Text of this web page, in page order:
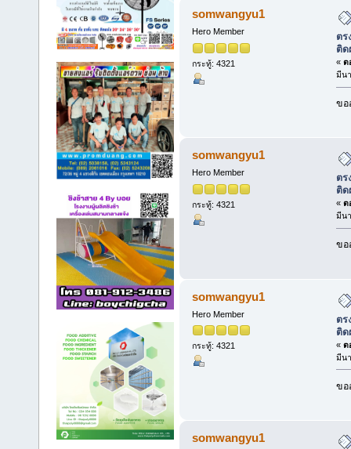
พัดลมใบดำ ตั้งพื้น-ติดผนัง 086-
somwangyu1
Hero Member
กระทู้: 4321
ตร
ติด
« ต
มีน
ขอ
somwangyu1
Hero Member
กระทู้: 4321
ตร
ติด
« ต
มีน
ขอ
somwangyu1
Hero Member
กระทู้: 4321
ตร
ติด
« ต
มีน
ขอ
somwangyu1